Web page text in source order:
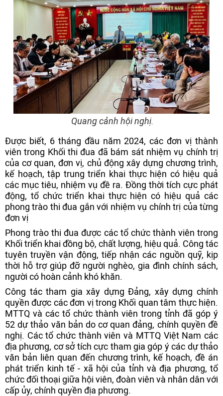
Quang cảnh hội nghị.
Được biết, 6 tháng đầu năm 2024, các đơn vị thành
viên trong Khối thi đua đã bám sát nhiệm vụ chính trị
của cơ quan, đơn vị, chủ động xây dựng chương trình,
kế hoạch, tập trung triển khai thực hiện có hiệu quả
các mục tiêu, nhiệm vụ đề ra. Đồng thời tích cực phát
động, tổ chức triển khai thực hiện có hiệu quả các
phong trào thi đua gắn với nhiệm vụ chính trị của từng
đơn vị
Phong trào thi đua được các tổ chức thành viên trong
Khối triển khai đồng bộ, chất lượng, hiệu quả. Công tác
tuyên truyền vận động, tiếp nhận các nguồn quỹ, kịp
thời hỗ trợ giúp đỡ người nghèo, gia đình chính sách,
người có hoàn cảnh khó khăn.
Công tác tham gia xây dựng Đảng, xây dựng chính
quyền được các đơn vị trong Khối quan tâm thực hiện.
MTTQ và các tổ chức thành viên trong tỉnh đã góp ý
52 dự thảo văn bản do cơ quan đảng, chính quyền đề
nghị. Các tổ chức thành viên và MTTQ Việt Nam các
địa phương, cơ sở tích cực tham gia góp ý các dự thảo
văn bản liên quan đến chương trình, kế hoạch, đề án
phát triển kinh tế - xã hội của tỉnh và địa phương, tổ
chức đối thoại giữa hội viên, đoàn viên và nhân dân với
cấp ủy, chính quyền địa phương.